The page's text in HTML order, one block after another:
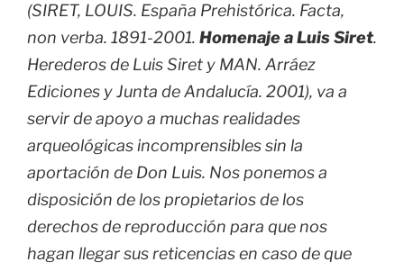
(SIRET, LOUIS. España Prehistórica. Facta,
non verba. 1891-2001. Homenaje a Luis Siret.
Herederos de Luis Siret y MAN. Arráez
Ediciones y Junta de Andalucía. 2001), va a
servir de apoyo a muchas realidades
arqueológicas incomprensibles sin la
aportación de Don Luis. Nos ponemos a
disposición de los propietarios de los
derechos de reproducción para que nos
hagan llegar sus reticencias en caso de que